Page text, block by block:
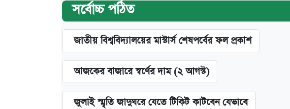
সর্বোচ্চ পঠিত
জাতীয় বিশ্ববিদ্যালয়ের মাস্টার্স শেষপর্বের ফল প্রকাশ
আজকের বাজারে স্বর্ণের দাম (২ আগস্ট)
জুলাই স্মৃতি জাদুঘরে যেতে টিকিট কাটবেন যেভাবে